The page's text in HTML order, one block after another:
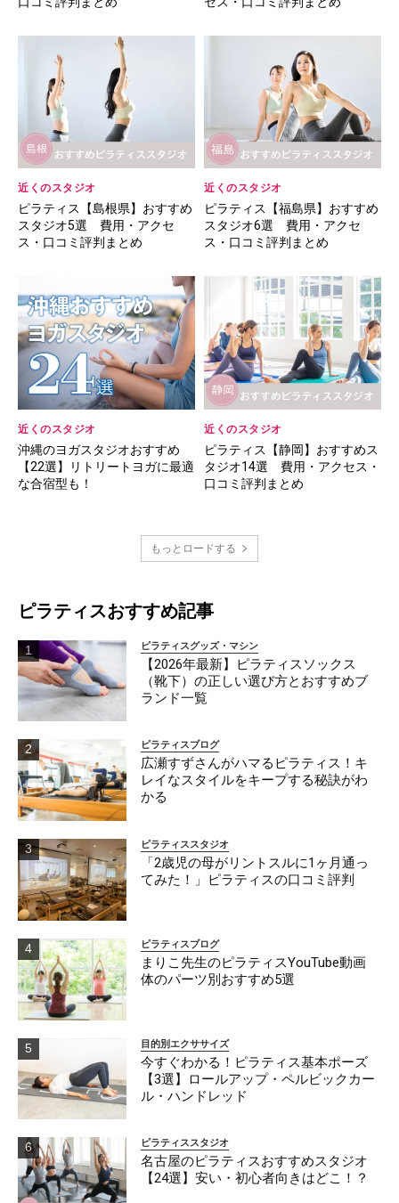
近くのスタジオ
ピラティス【島根県】おすすめ
スタジオ5選 費用・アクセ
ス・口コミ評判まとめ
近くのスタジオ
ピラティス【福島県】おすすめ
スタジオ6選 費用・アクセ
ス・口コミ評判まとめ
近くのスタジオ
沖縄のヨガスタジオおすすめ
【22選】リトリートヨガに最適
な合宿型も！
近くのスタジオ
ピラティス【静岡】おすすめス
タジオ14選 費用・アクセス・
口コミ評判まとめ
もっとロードする
ピラティスおすすめ記事
ピラティスグッズ・マシン
【2026年最新】ピラティスソックス
（靴下）の正しい選び方とおすすめブ
ランド一覧
ピラティスブログ
広瀬すずさんがハマるピラティス！キ
レイなスタイルをキープする秘訣がわ
かる
ピラティススタジオ
「2歳児の母がリントスルに1ヶ月通っ
てみた！」ピラティスの口コミ評判
ピラティスブログ
まりこ先生のピラティスYouTube動画
体のパーツ別おすすめ5選
目的別エクササイズ
今すぐわかる！ピラティス基本ポーズ
【3選】ロールアップ・ペルビックカー
ル・ハンドレッド
ピラティススタジオ
名古屋のピラティスおすすめスタジオ
【24選】安い・初心者向きはどこ！？